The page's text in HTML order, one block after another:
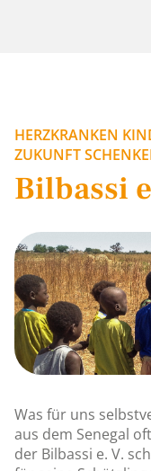
HERZKRANKEN
ZUKUNFT
Bilbassi
Was für uns
aus dem Senegal
der Bilbassi e. V.